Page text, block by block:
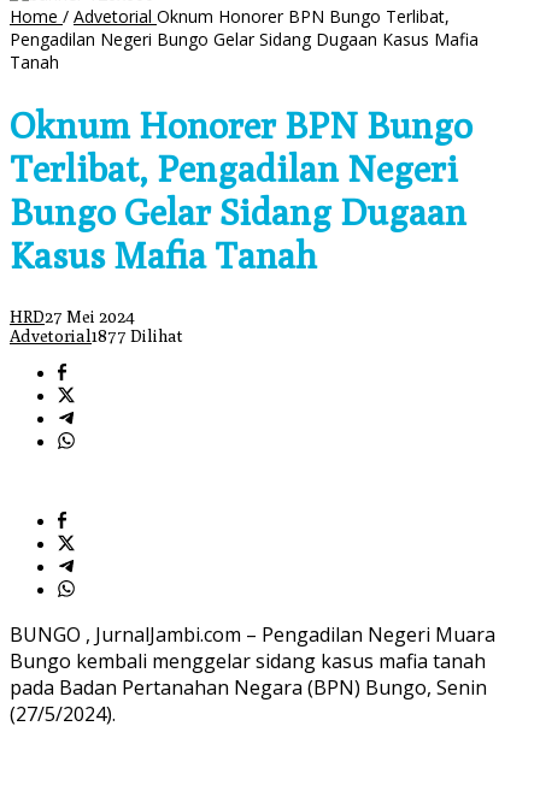
Home / Advetorial Oknum Honorer BPN Bungo Terlibat,
Pengadilan Negeri Bungo Gelar Sidang Dugaan Kasus Mafia
Tanah
Oknum Honorer BPN Bungo
Terlibat, Pengadilan Negeri
Bungo Gelar Sidang Dugaan
Kasus Mafia Tanah
HRD27 Mei 2024
Advetorial1877 Dilihat
BUNGO , JurnalJambi.com – Pengadilan Negeri Muara
Bungo kembali menggelar sidang kasus mafia tanah
pada Badan Pertanahan Negara (BPN) Bungo, Senin
(27/5/2024).